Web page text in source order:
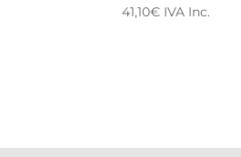
41,10€ IVA Inc.